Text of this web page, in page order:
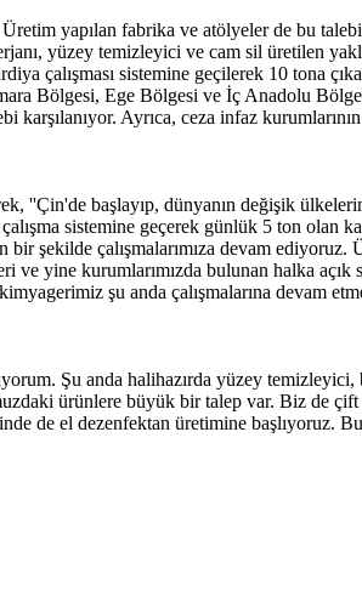
yapılan fabrika ve atölyeler de bu
yüzey temizleyici ve cam sil üretilen
çalışması sistemine geçilerek 10 tona
Bölgesi, Ege Bölgesi ve İç Anadolu
Ayrıca, ceza infaz kurumlarının
''Çin'de başlayıp, dünyanın değişik
sistemine geçerek günlük 5 ton olan
şekilde çalışmalarımıza devam ediyoruz.
yine kurumlarımızda bulunan halka açık
şu anda çalışmalarına devam
Şu anda halihazırda yüzey temizleyici,
ürünlere büyük bir talep var. Biz de çift
de el dezenfektan üretimine başlıyoruz.